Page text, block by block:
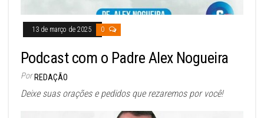
13 de março de 2025 0
Podcast com o Padre Alex Nogueira
Por REDAÇÃO
Deixe suas orações e pedidos que rezaremos por você!